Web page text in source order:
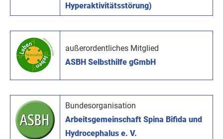
Hyperaktivitätsstörung)
außerordentliches Mitglied
ASBH Selbsthilfe gGmbH
Bundesorganisation
Arbeitsgemeinschaft Spina Bifida und
Hydrocephalus e. V.